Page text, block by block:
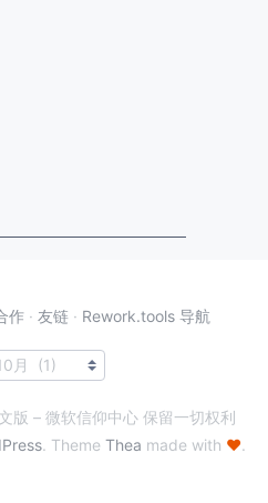
作 · 友链 · Rework.tools 导航
– 微软信仰中心 保留一切权利
. Theme Thea made with ♥.